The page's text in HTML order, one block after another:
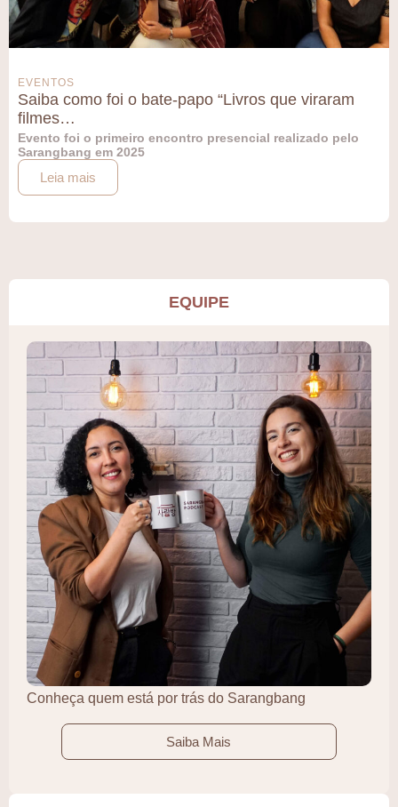
EVENTOS
Saiba como foi o bate-papo “Livros que viraram
filmes…
Evento foi o primeiro encontro presencial realizado pelo
Sarangbang em 2025
Leia mais
EQUIPE
Conheça quem está por trás do Sarangbang
Saiba Mais